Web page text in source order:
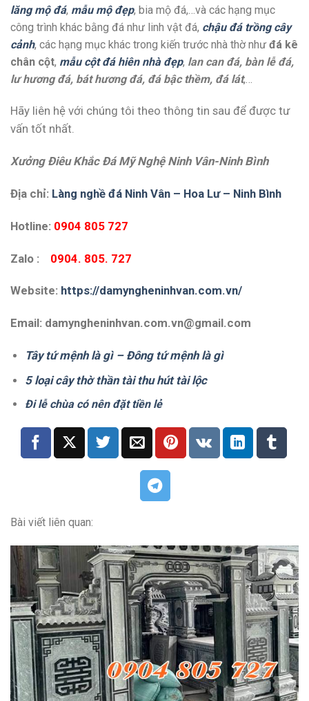
lăng mộ đá, mẫu mộ đẹp, bia mộ đá,…và các hạng mục
công trình khác bằng đá như linh vật đá, chậu đá trồng cây
cảnh, các hạng mục khác trong kiến trước nhà thờ như đá kê
chân cột, mẫu cột đá hiên nhà đẹp, lan can đá, bàn lễ đá,
lư hương đá, bát hương đá, đá bậc thềm, đá lát,…
Hãy liên hệ với chúng tôi theo thông tin sau để được tư
vấn tốt nhất.
Xưởng Điêu Khắc Đá Mỹ Nghệ Ninh Vân-Ninh Bình
Địa chỉ: Làng nghề đá Ninh Vân – Hoa Lư – Ninh Bình
Hotline: 0904 805 727
Zalo : 0904. 805. 727
Website: https://damyngheninhvan.com.vn/
Email: damyngheninhvan.com.vn@gmail.com
Tây tứ mệnh là gì – Đông tứ mệnh là gì
5 loại cây thờ thần tài thu hút tài lộc
Đi lễ chùa có nên đặt tiền lẻ
Bài viết liên quan: